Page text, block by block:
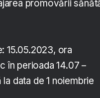
promovării
15.05.2023, ora
în perioada 14.07 –
data de 1 noiembrie